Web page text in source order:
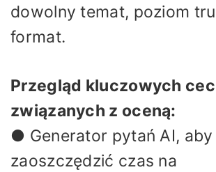
dowolny temat, poziom
format.
Przegląd kluczowych
związanych z oceną:
● Generator pytań AI,
zaoszczędzić czas na